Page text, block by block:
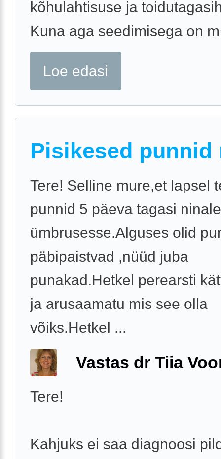
kõhulahtisuse ja
Kuna aga seedimisega on
Loe edasi
Pisikesed punnid
Tere! Selline mure,et lapsel
punnid 5 päeva tagasi
ümbrusesse.Alguses olid
päbipaistvad ,nüüd juba
punakad.Hetkel perearsti
ja arusaamatu mis see olla
võiks.Hetkel ...
Vastas dr Tiia
Tere!
Kahjuks ei saa diagnoosi